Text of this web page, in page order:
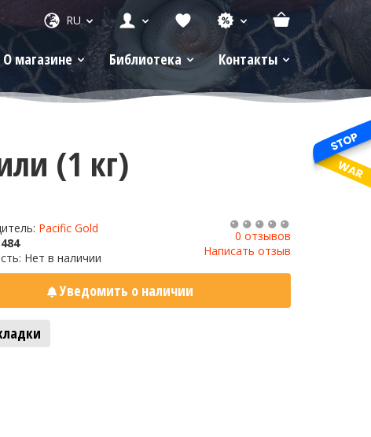
RU
О магазине Библиотека Контакты
(1 кг)
Pacific Gold
Нет в наличии
0 отзывов
Написать отзыв
Уведомить о наличии